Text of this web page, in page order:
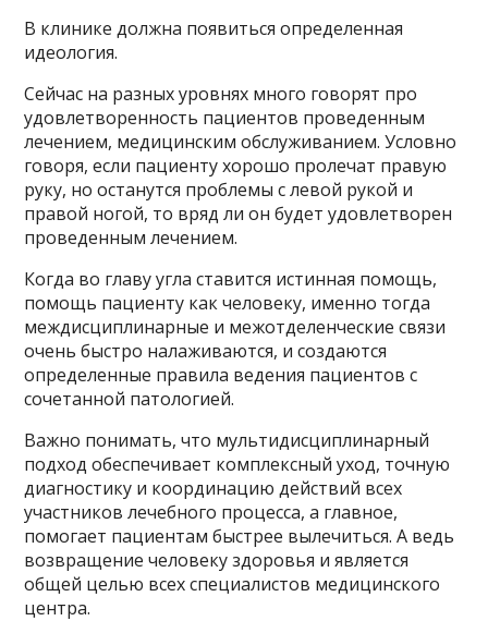
В клинике должна появиться определенная
идеология.
Сейчас на разных уровнях много говорят про
удовлетворенность пациентов проведенным
лечением, медицинским обслуживанием. Условно
говоря, если пациенту хорошо пролечат правую
руку, но останутся проблемы с левой рукой и
правой ногой, то вряд ли он будет удовлетворен
проведенным лечением.
Когда во главу угла ставится истинная помощь,
помощь пациенту как человеку, именно тогда
междисциплинарные и межотделенческие связи
очень быстро налаживаются, и создаются
определенные правила ведения пациентов с
сочетанной патологией.
Важно понимать, что мультидисциплинарный
подход обеспечивает комплексный уход, точную
диагностику и координацию действий всех
участников лечебного процесса, а главное,
помогает пациентам быстрее вылечиться. А ведь
возвращение человеку здоровья и является
общей целью всех специалистов медицинского
центра.